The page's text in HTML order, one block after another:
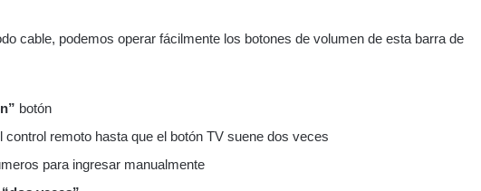
cable, podemos operar fácilmente los botones de volumen de esta barra de
botón
control remoto hasta que el botón TV suene dos veces
para ingresar manualmente